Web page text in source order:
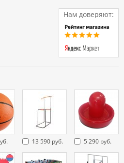
Нам доверяют:
13 590 руб. 5 290 руб.